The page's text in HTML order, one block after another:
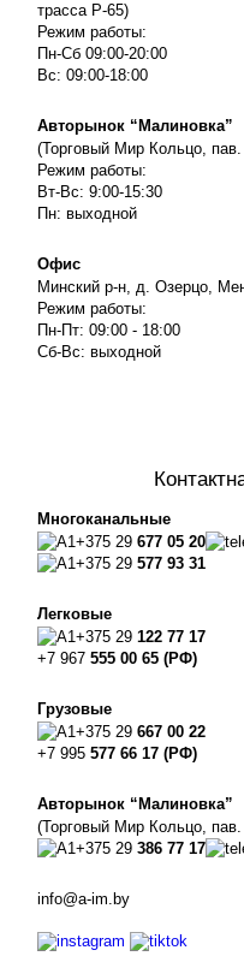
трасса P-65)
Режим работы:
Пн-Сб 09:00-20:00
Вс: 09:00-18:00
Авторынок “Малиновка”
(Торговый Мир Кольцо,
Режим работы:
Вт-Вс: 9:00-15:30
Пн: выходной
Офис
Минский р-н, д. Озерцо,
Режим работы:
Пн-Пт: 09:00 - 18:00
Сб-Вс: выходной
Многоканальные
+375 29 677 05 20
+375 29 577 93 31
Легковые
+375 29 122 77 17
+7 967 555 00 65 (РФ)
Грузовые
+375 29 667 00 22
+7 995 577 66 17 (РФ)
Авторынок “Малиновка”
(Торговый Мир Кольцо,
+375 29 386 77 17
info@a-im.by